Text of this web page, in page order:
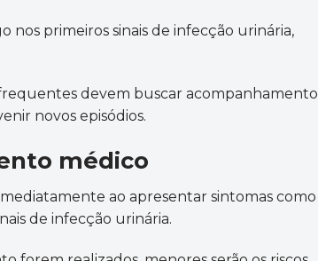
primeiros sinais de infecção urinária,
devem buscar acompanhamento
novos episódios.
médico
ao apresentar sintomas como
de infecção urinária.